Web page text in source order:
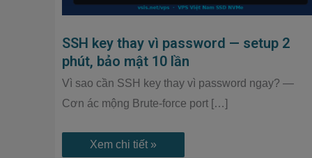
SSH key thay vì password — setup 2
phút, bảo mật 10 lần
Vì sao cần SSH key thay vì password ngay? —
Cơn ác mộng Brute-force port […]
Xem chi tiết »